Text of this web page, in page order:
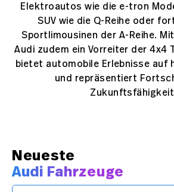
Elektroautos wie die e-tron
SUV wie die Q-Reihe oder
Sportlimousinen der A-Reihe.
Audi zudem ein Vorreiter der 4x4
bietet automobile Erlebnisse auf
und repräsentiert
Neueste
Audi Fahrzeuge